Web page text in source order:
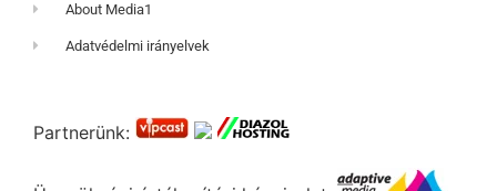
About Media1
Adatvédelmi irányelvek
Partnerünk: